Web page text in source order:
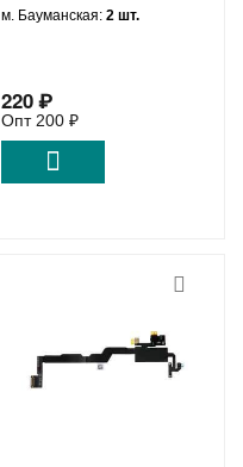
м. Бауманская:2 шт.
220₽
Опт 200 ₽